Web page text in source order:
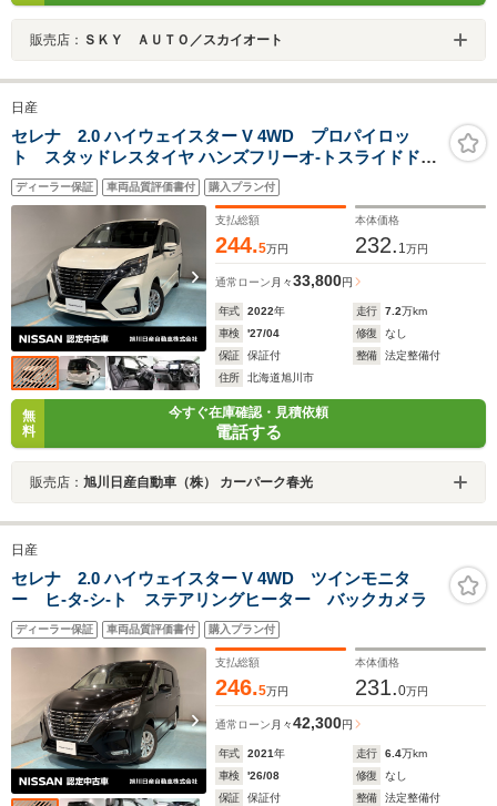
販売店： ＳＫＹ ＡＵＴＯ／スカイオート
日産
セレナ 2.0 ハイウェイスター V 4WD プロパイロッ
ト スタッドレスタイヤ ハンズフリーオ-トスライドド
ア バックカメラ
ディーラー保証 車両品質評価書付 購入プラン付
支払総額
244.5万円
本体価格
232. 1 万円
通常ローン 月々33,800円
年式 2022年 走行 7.2万km
車検
'27/04 修復
なし
保証
保証付 整備
法定整備付
住所
北海道旭川市
無
料
今すぐ在庫確認・見積依頼
電話する
販売店： 旭川日産自動車（株） カーパーク春光
日産
セレナ 2.0 ハイウェイスター V 4WD ツインモニタ
ー ヒ-タ-シ-ト ステアリングヒーター バックカメラ
ディーラー保証 車両品質評価書付 購入プラン付
支払総額
246.5万円
本体価格
231.0万円
通常ローン 月々42,300円
年式 2021年 走行 6.4万km
車検
'26/08 修復
なし
保証
保証付 整備
法定整備付